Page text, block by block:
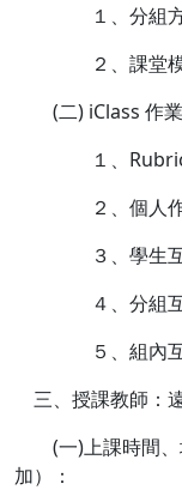
１、分組方
２、課堂模
(二) iClass 作業
１、Rubric
２、個人作業
３、學生互
４、分組互
５、組內互
三、授課教師：
(一)上課時間、
加）：